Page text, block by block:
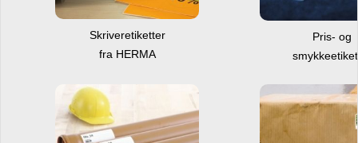
Skriveretiketter
fra HERMA
Pris- og